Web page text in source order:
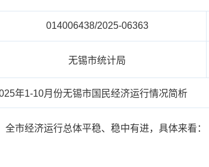
014006438/2025-06363
无锡市统计局
年1-10月份无锡市国民经济运行情况简析
市经济运行总体平稳、稳中有进，具体来看：